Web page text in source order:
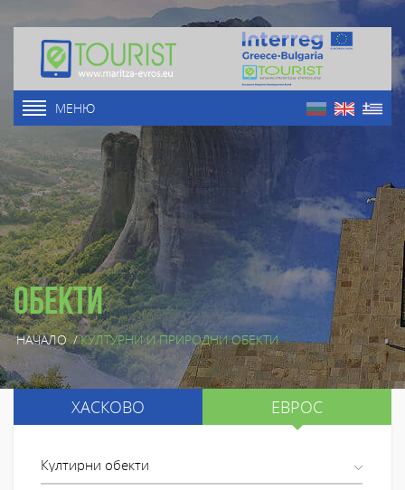
МЕНЮ
Обекти
НАЧАЛО/КУЛТУРНИ И ПРИРОДНИ ОБЕКТИ
ХАСКОВО ЕВРОС